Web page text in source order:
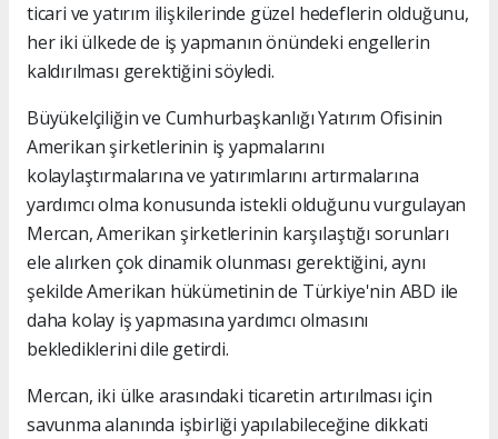
ticari ve yatırım ilişkilerinde güzel hedeflerin olduğunu,
her iki ülkede de iş yapmanın önündeki engellerin
kaldırılması gerektiğini söyledi.
Büyükelçiliğin ve Cumhurbaşkanlığı Yatırım Ofisinin
Amerikan şirketlerinin iş yapmalarını
kolaylaştırmalarına ve yatırımlarını artırmalarına
yardımcı olma konusunda istekli olduğunu vurgulayan
Mercan, Amerikan şirketlerinin karşılaştığı sorunları
ele alırken çok dinamik olunması gerektiğini, aynı
şekilde Amerikan hükümetinin de Türkiye'nin ABD ile
daha kolay iş yapmasına yardımcı olmasını
beklediklerini dile getirdi.
Mercan, iki ülke arasındaki ticaretin artırılması için
savunma alanında işbirliği yapılabileceğine dikkati